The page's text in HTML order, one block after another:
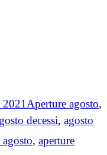
Aperture agosto,
decessi, agosto
agosto, aperture